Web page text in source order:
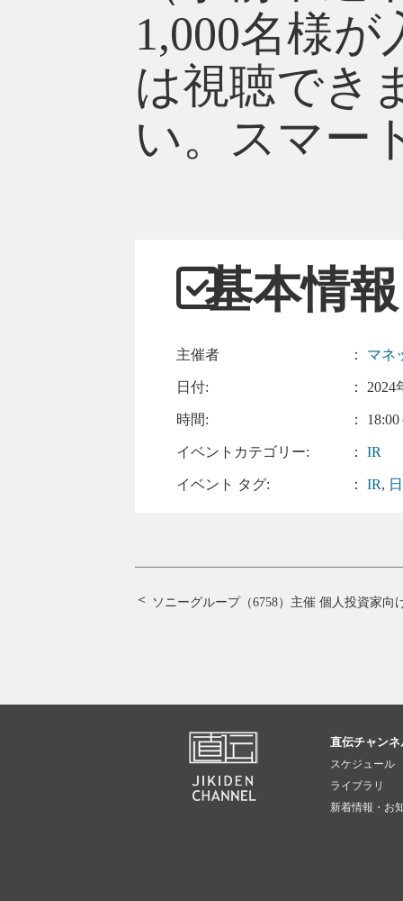
1,000名様
は視聴でき
い。スマー
基本情報
主催者 ： マネ
日付: ： 2024
時間: ：
イベントカテゴリー: ：IR
イベント タグ: ：IR,
ソニーグループ（6758）主催 個人投資家向
直伝チャン
スケジュール
ライブラリ
新着情報・お